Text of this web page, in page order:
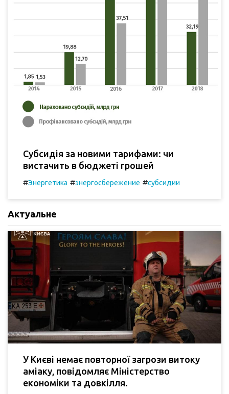
Субсидія за новими тарифами: чи
вистачить в бюджеті грошей
#Энергетика #энергосбережение #субсидии
Актуальне
У Києві немає повторної загрози витоку
аміаку, повідомляє Міністерство
економіки та довкілля.